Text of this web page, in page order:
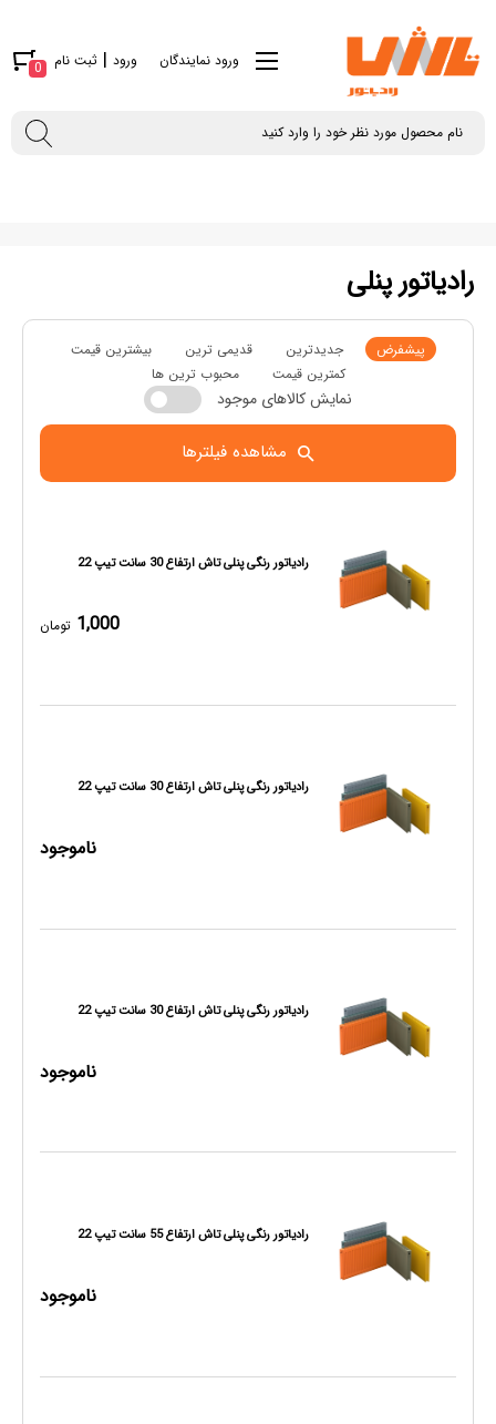
ورود نمایندگان ورود | ثبت نام 0
رادیاتور پنلی
پیشفرض جدیدترین قدیمی ترین
بیشترین قیمت
کمترین قیمت
محبوب ترین ها
نمایش کالاهای موجود
مشاهده فیلترها
رادیاتور رنگی پنلی تاش ارتفاع 30 سانت تیپ 22
1,000 تومان
رادیاتور رنگی پنلی تاش ارتفاع 30 سانت تیپ 22
ناموجود
رادیاتور رنگی پنلی تاش ارتفاع 30 سانت تیپ 22
ناموجود
رادیاتور رنگی پنلی تاش ارتفاع 55 سانت تیپ 22
ناموجود